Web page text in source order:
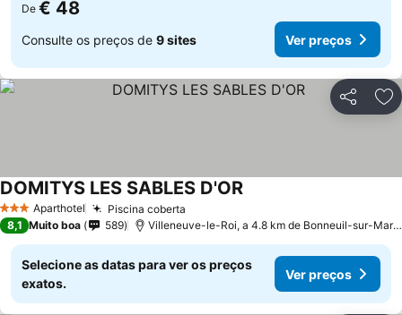
De € 48
Consulte os preços de 9 sites Ver preços
Partilhar
3 EstrelasAparthotel Piscina coberta
DOMITYS LES SABLES D'ORVer preços
8,1 Muito boa 589 Villeneuve-le-Roi, a 4.8 km de Bonneuil-sur-
Selecione as datas para ver os preços
exatos.
Ver preços